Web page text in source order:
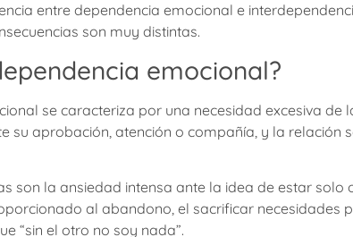
entre dependencia emocional e
son muy distintas.
emocional?
se caracteriza por una necesidad excesiva de
su aprobación, atención o compañía, y la relación
son la ansiedad intensa ante la idea de estar solo
al abandono, el sacrificar necesidades
“sin el otro no soy nada”.